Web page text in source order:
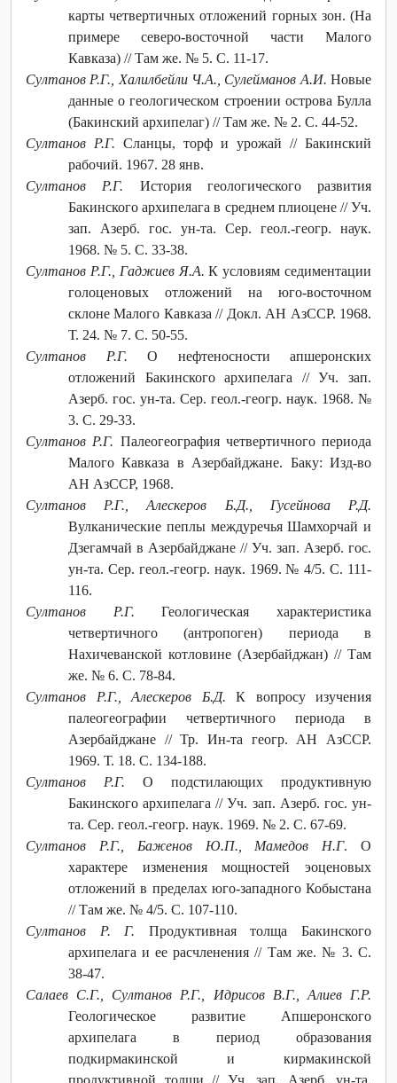
карты четвертичных отложений горных зон. (На
примере северо-восточной части Малого
Кавказа) // Там же. № 5. С. 11-17.
Султанов Р.Г., Халилбейли Ч.А., Сулейманов А.И. Новые
данные о геологическом строении острова Булла
(Бакинский архипелаг) // Там же. № 2. С. 44-52.
Султанов Р.Г. Сланцы, торф и урожай // Бакинский
рабочий. 1967. 28 янв.
Султанов Р.Г. История геологического развития
Бакинского архипелага в среднем плиоцене // Уч.
зап. Азерб. гос. ун-та. Сер. геол.-геогр. наук.
1968. № 5. С. 33-38.
Султанов Р.Г., Гаджиев Я.А. К условиям седиментации
голоценовых отложений на юго-восточном
склоне Малого Кавказа // Докл. АН АзССР. 1968.
Т. 24. № 7. С. 50-55.
Султанов Р.Г. О нефтеносности апшеронских
отложений Бакинского архипелага // Уч. зап.
Азерб. гос. ун-та. Сер. геол.-геогр. наук. 1968. №
3. С. 29-33.
Султанов Р.Г. Палеогеография четвертичного периода
Малого Кавказа в Азербайджане. Баку: Изд-во
АН АзССР, 1968.
Султанов Р.Г., Алескеров Б.Д., Гусейнова Р.Д.
Вулканические пеплы междуречья Шамхорчай и
Дзегамчай в Азербайджане // Уч. зап. Азерб. гос.
ун-та. Сер. геол.-геогр. наук. 1969. № 4/5.С. 111-
116.
Султанов Р.Г. Геологическая характеристика
четвертичного (антропоген) периода в
Нахичеванской котловине (Азербайджан) // Там
же. № 6. С. 78-84.
Султанов Р.Г., Алескеров Б.Д. К вопросу изучения
палеогеографии четвертичного периода в
Азербайджане // Тр. Ин-та геогр. АН АзССР.
1969. Т. 18. С. 134-188.
Султанов Р.Г. О подстилающих продуктивную
Бакинского архипелага // Уч. зап. Азерб. гос. ун-
та. Сер. геол.-геогр. наук. 1969. № 2. С. 67-69.
Султанов Р.Г., Баженов Ю.П., Мамедов Н.Г. О
характере изменения мощностей эоценовых
отложений в пределах юго-западного Кобыстана
// Там же. № 4/5. С. 107-110.
Султанов Р. Г. Продуктивная толща Бакинского
архипелага и ее расчленения // Там же. № 3. С.
38-47.
Салаев С.Г., Султанов Р.Г., Идрисов В.Г., Алиев Г.Р.
Геологическое развитие Апшеронского
архипелага в период образования
подкирмакинской и кирмакинской
продуктивной толщи // Уч. зап. Азерб. ун-та.